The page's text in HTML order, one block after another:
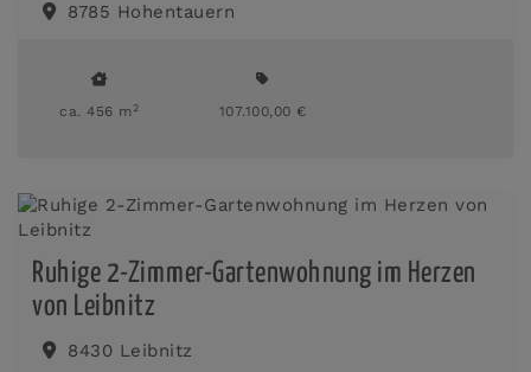
8785 Hohentauern
ca. 456 m2 107.100,00 €
Ruhige 2-Zimmer-Gartenwohnung im Herzen
von Leibnitz
8430 Leibnitz